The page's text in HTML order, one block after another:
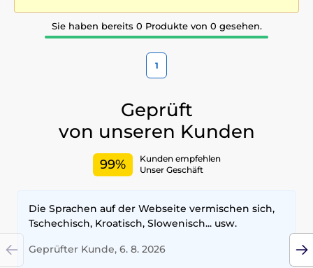
Sie haben bereits 0 Produkte von 0 gesehen.
1
Geprüft
von unseren Kunden
99%
Kunden empfehlen
Unser Geschäft
Die Sprachen auf der Webseite vermischen sich,
Tschechisch, Kroatisch, Slowenisch... usw.
Geprüfter Kunde, 6. 8. 2026